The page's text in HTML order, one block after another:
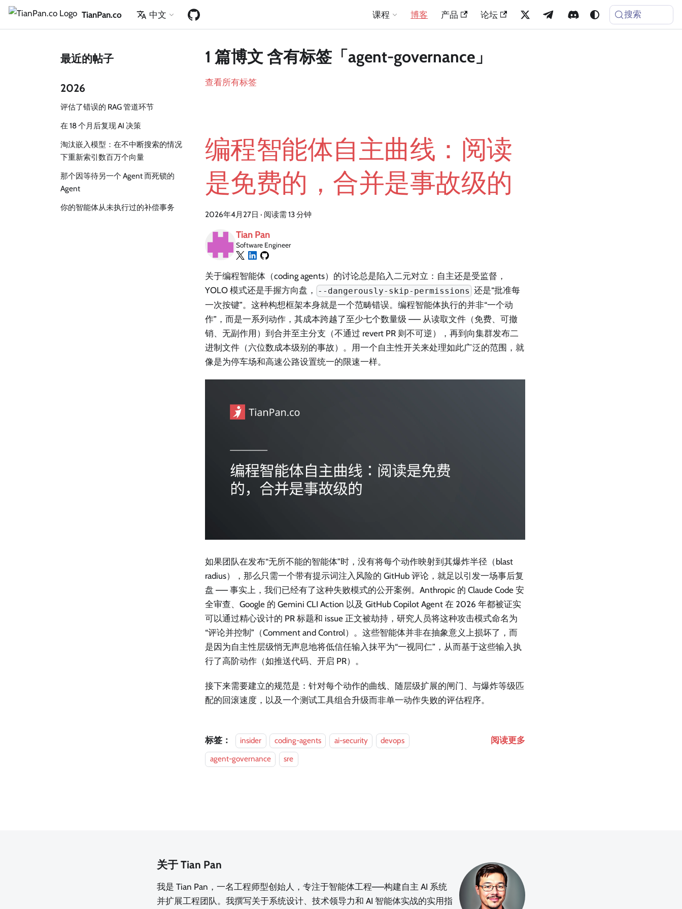
TianPan.co 中文 课程 博客 产品 论坛 搜索
最近的帖子
2026
评估了错误的 RAG 管道环节
在 18 个月后复现 AI 决策
淘汰嵌入模型：在不中断搜索的情况
下重新索引数百万个向量
那个因等待另一个 Agent 而死锁的
Agent
你的智能体从未执行过的补偿事务
1 篇博文 含有标签「agent-governance」
查看所有标签
编程智能体自主曲线：阅读
是免费的，合并是事故级的
2026年4月27日 · 阅读需 13 分钟
Tian Pan
Software Engineer
关于编程智能体（coding agents）的讨论总是陷入二元对立：自主还是受监督，
YOLO 模式还是手握方向盘，
--dangerously-skip-permissions 还是“批准每
一次按键”。这种构想框架本身就是一个范畴错误。编程智能体执行的并非“一个动
作”，而是一系列动作，其成本跨越了至少七个数量级 —— 从读取文件（免费、可撤
销、无副作用）到合并至主分支（不通过 revert PR 则不可逆），再到向集群发布二
进制文件（六位数成本级别的事故）。用一个自主性开关来处理如此广泛的范围，就
像是为停车场和高速公路设置统一的限速一样。
如果团队在发布“无所不能的智能体”时，没有将每个动作映射到其爆炸半径（blast
radius），那么只需一个带有提示词注入风险的 GitHub 评论，就足以引发一场事后复
盘 —— 事实上，我们已经有了这种失败模式的公开案例。Anthropic 的 Claude Code 安
全审查、Google 的 Gemini CLI Action 以及 GitHub Copilot Agent 在 2026 年都被证实
可以通过精心设计的 PR 标题和 issue 正文被劫持，研究人员将这种攻击模式命名为
“评论并控制”（Comment and Control）。这些智能体并非在抽象意义上损坏了，而
是因为自主性层级悄无声息地将低信任输入抹平为“一视同仁”，从而基于这些输入执
行了高阶动作（如推送代码、开启 PR）。
接下来需要建立的规范是：针对每个动作的曲线、随层级扩展的闸门、与爆炸等级匹
配的回滚速度，以及一个测试工具组合升级而非单一动作失败的评估程序。
标签： insider coding-agents ai-security
devops
agent-governance
sre
阅读更多
关于 Tian Pan
我是 Tian Pan，一名工程师型创始人，专注于智能体工程——构建自主 AI 系统
并扩展工程团队。我撰写关于系统设计、技术领导力和 AI 智能体实战的实用指